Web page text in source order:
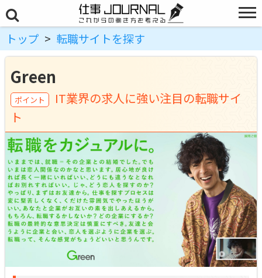
トップ > 転職サイトを探す
Green
IT業界の求人に強い注目の転職サイ
ト